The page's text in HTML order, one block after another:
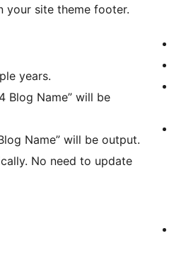
your site theme footer.
years.
Blog Name” will be
Name” will be output.
No need to update